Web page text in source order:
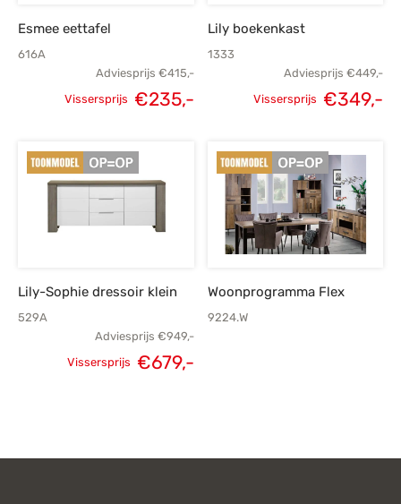
Esmee eettafel
616A
Adviesprijs €415,-
prijs was:
€415,-.
Vissersprijs €235,-
prijs is:
€235,-.
Lily boekenkast
1333
Adviesprijs €449,-
prijs was:
€449,-.
Vissersprijs €349,-
Lily-Sophie dressoir klein
529A
Adviesprijs €949,-
Vissersprijs €679,-
Woonprogramma Flex
9224.W